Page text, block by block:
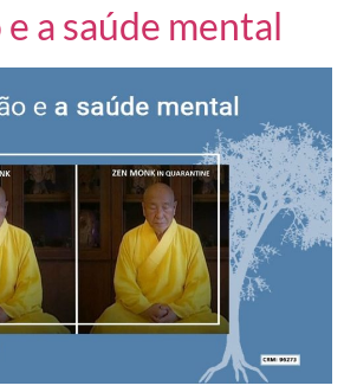
a saúde mental